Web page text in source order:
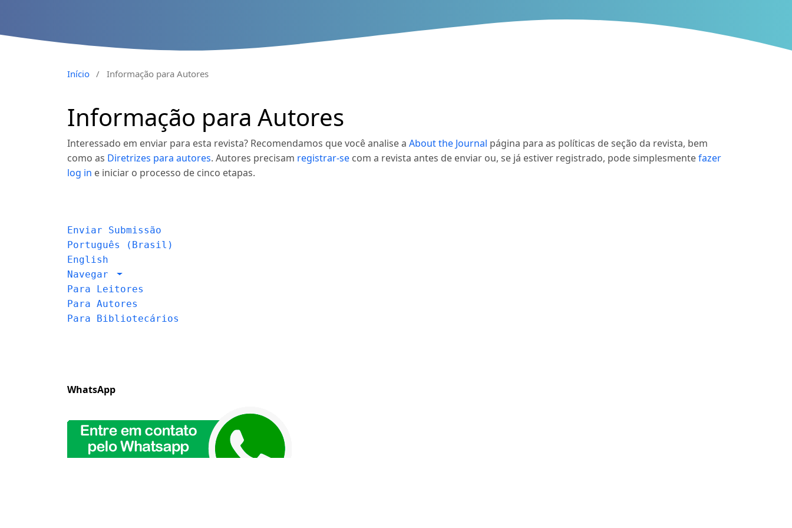
Início / Informação para Autores
Informação para Autores
Interessado em enviar para esta revista? Recomendamos que você analise a About the Journal página para as políticas de seção da revista, bem
como as Diretrizes para autores. Autores precisam registrar-se com a revista antes de enviar ou, se já estiver registrado, pode simplesmentefazer
log in e iniciar o processo de cinco etapas.
Enviar Submissão
Português (Brasil)
English
Navegar
Para Leitores
Para Autores
Para Bibliotecários
WhatsApp